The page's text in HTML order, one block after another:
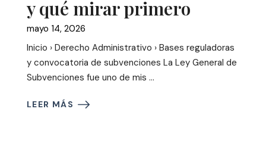
y qué mirar primero
mayo 14, 2026
Inicio › Derecho Administrativo › Bases reguladoras
y convocatoria de subvenciones La Ley General de
Subvenciones fue uno de mis ...
LEER MÁS